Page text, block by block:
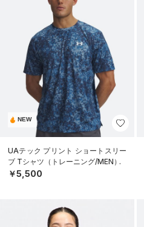
NEW
UAテック プリント ショートスリー
ブ Tシャツ（トレーニング/MEN）
￥5,500